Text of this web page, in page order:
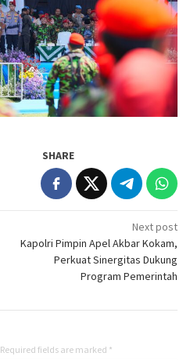
SHARE
Next post
Kapolri Pimpin Apel Akbar Kokam,
Perkuat Sinergitas Dukung
Program Pemerintah
Required fields are marked *